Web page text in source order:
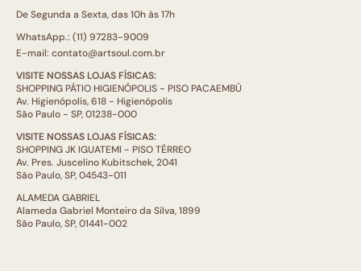
De Segunda a Sexta, das 10h às 17h
WhatsApp.: (11) 97283-9009
E-mail: contato@artsoul.com.br
VISITE NOSSAS LOJAS FÍSICAS:
SHOPPING PÁTIO HIGIENÓPOLIS - PISO PACAEMBÚ
Av. Higienópolis, 618 - Higienópolis
São Paulo - SP, 01238-000
VISITE NOSSAS LOJAS FÍSICAS:
SHOPPING JK IGUATEMI - PISO TÉRREO
Av. Pres. Juscelino Kubitschek, 2041
São Paulo, SP, 04543-011
ALAMEDA GABRIEL
Alameda Gabriel Monteiro da Silva, 1899
São Paulo, SP, 01441-002